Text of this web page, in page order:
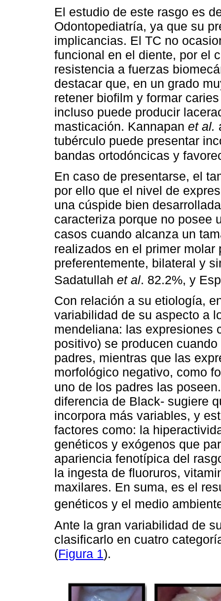
El estudio de este rasgo es
Odontopediatría, ya que su
implicancias. El TC no
funcional en el diente, por el
resistencia a fuerzas
destacar que, en un grado
retener biofilm y formar
incluso puede producir
masticación. Kannapan et al.
tubérculo puede presentar
bandas ortodóncicas y
En caso de presentarse, el
por ello que el nivel de
una cúspide bien
caracteriza porque no posee
casos cuando alcanza un
realizados en el primer
preferentemente, bilateral y
Sadatullah et al. 82.2%, y
Con relación a su etiología,
variabilidad de su aspecto a
mendeliana: las expresiones
positivo) se producen
padres, mientras que las
morfológico negativo, como
uno de los padres las poseen.
diferencia de Black- sugiere
incorpora más variables, y
factores como: la
genéticos y exógenos que
apariencia fenotípica del
la ingesta de fluoruros,
maxilares. En suma, es el
genéticos y el medio
Ante la gran variabilidad de
clasificarlo en cuatro
(Figura 1).